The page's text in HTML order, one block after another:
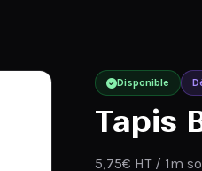
Disponible
Tapis
5,75€ HT / 1m